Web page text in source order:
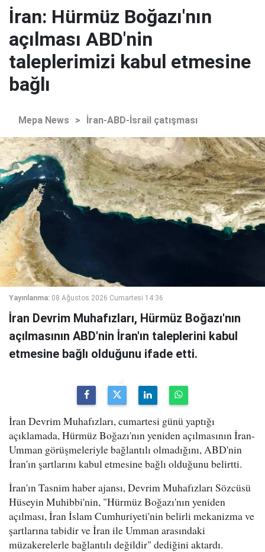
İran: Hürmüz Boğazı'nın
açılması ABD'nin
taleplerimizi kabul etmesine
bağlı
Mepa News > İran-ABD-İsrail çatışması
Yayınlanma: 08 Ağustos 2026 Cumartesi 14:36
İran Devrim Muhafızları, Hürmüz Boğazı'nın
açılmasının ABD'nin İran'ın taleplerini kabul
etmesine bağlı olduğunu ifade etti.
İran Devrim Muhafızları, cumartesi günü yaptığı
açıklamada, Hürmüz Boğazı'nın yeniden açılmasının İran-
Umman görüşmeleriyle bağlantılı olmadığını, ABD'nin
İran'ın şartlarını kabul etmesine bağlı olduğunu belirtti.
İran'ın Tasnim haber ajansı, Devrim Muhafızları Sözcüsü
Hüseyin Muhibbi'nin, "Hürmüz Boğazı'nın yeniden
açılması, İran İslam Cumhuriyeti'nin belirli mekanizma ve
şartlarına tabidir ve İran ile Umman arasındaki
müzakerelerle bağlantılı değildir" dediğini aktardı.